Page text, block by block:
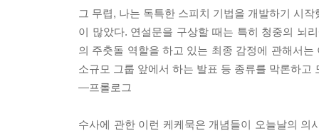
그 무렵, 나는 독특한 스피치 기법을 개발하기 시
이 많았다. 연설문을 구상할 때는 특히 청중의 뇌
의 주춧돌 역할을 하고 있는 최종 감정에 관해서
소규모 그룹 앞에서 하는 발표 등 종류를 막론하
―프롤로그
수사에 관한 이런 케케묵은 개념들이 오늘날의 의